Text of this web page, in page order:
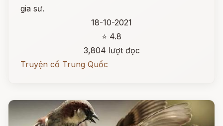
gia sư.
18-10-2021
⭐ 4.8
3,804 lượt đọc
Truyện cổ Trung Quốc